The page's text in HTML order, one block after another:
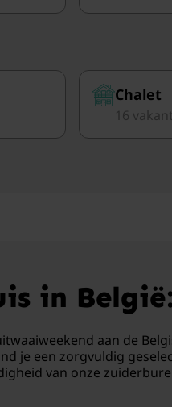
Chalet
16
in
aan de
je een zorgvuldig
van onze